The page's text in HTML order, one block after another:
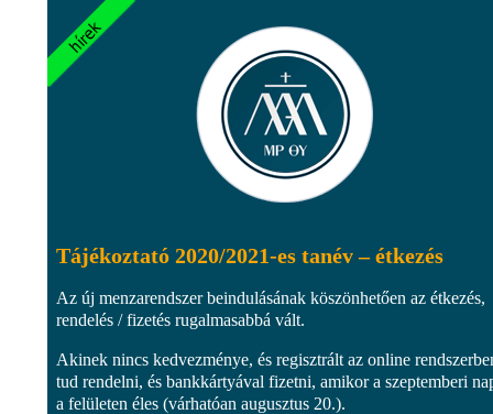
Tájékoztató 2020/2021-es tanév – étkezés
Az új menzarendszer beindulásának köszönhetően az étkezés,
rendelés / fizetés rugalmasabbá vált.
Akinek nincs kedvezménye, és regisztrált az online
tud rendelni, és bankkártyával fizetni, amikor a szeptemberi
a felületen éles (várhatóan augusztus 20.).